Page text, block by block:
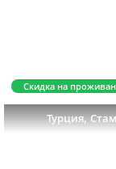
Скидка на
Турция,